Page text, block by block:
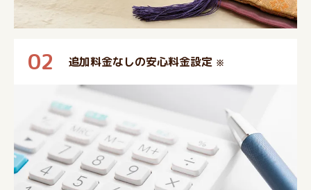
02 追加料金なしの安心料金設定 ※